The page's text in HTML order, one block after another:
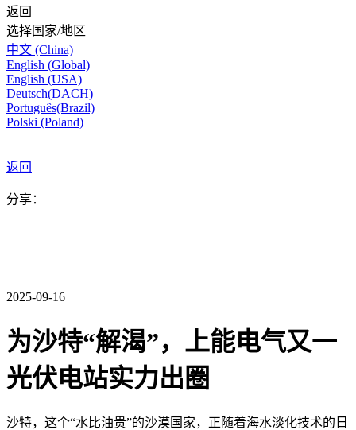
返回
选择国家/地区
中文 (China)
English (Global)
English (USA)
Deutsch(DACH)
Português(Brazil)
Polski (Poland)
返回
分享：
2025-09-16
为沙特“解渴”，上能电气又一
光伏电站实力出圈
沙特，这个“水比油贵”的沙漠国家，正随着海水淡化技术的日